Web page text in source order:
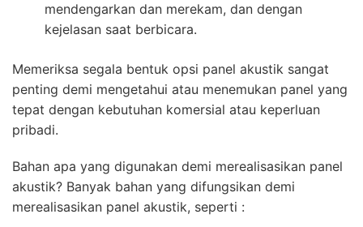
mendengarkan dan merekam, dan dengan
kejelasan saat berbicara.
Memeriksa segala bentuk opsi panel akustik sangat
penting demi mengetahui atau menemukan panel yang
tepat dengan kebutuhan komersial atau keperluan
pribadi.
Bahan apa yang digunakan demi merealisasikan panel
akustik? Banyak bahan yang difungsikan demi
merealisasikan panel akustik, seperti :